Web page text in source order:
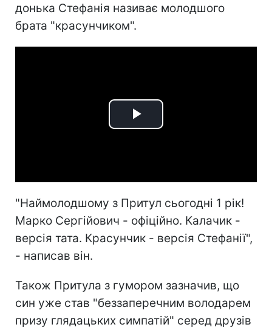
донька Стефанія називає молодшого
брата "красунчиком".
Play
"Наймолодшому з Притул сьогодні 1 рік!
Марко Сергійович - офіційно. Калачик -
версія тата. Красунчик - версія Стефанії",
- написав він.
Також Притула з гумором зазначив, що
син уже став "беззаперечним володарем
призу глядацьких симпатій" серед друзів